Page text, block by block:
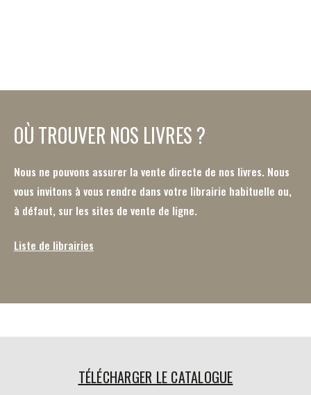
OÙ TROUVER NOS LIVRES ?
Nous ne pouvons assurer la vente directe de nos livres. Nous
vous invitons à vous rendre dans votre librairie habituelle ou,
à défaut, sur les sites de vente de ligne.
Liste de librairies
TÉLÉCHARGER LE CATALOGUE